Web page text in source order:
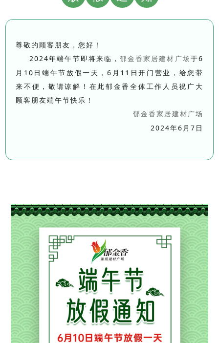
尊敬的顾客朋友，您好！
2024年端午节即将来临， 郁金香家居建材广场 于6
月10日端午节放假一天，6月11日开门营业，给您带
来不便，敬请谅解！在此郁金香全体工作人员祝广大
顾客朋友端午节快乐！
郁金香家居建材广场
2024年6月7日